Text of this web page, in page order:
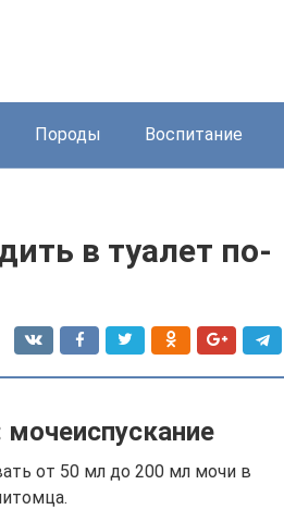
Породы Воспитание
в туалет по-
мочеиспускание
от 50 мл до 200 мл мочи в